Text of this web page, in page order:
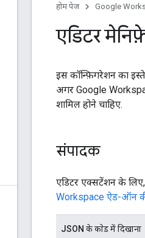
होम पेज Google
एडिटर
इस कॉन्फ़िगरेशन का
अगर Google
शामिल होने चाहिए.
संपादक
एडिटर एक्सटेंशन के
Workspace ऐड-ऑन
JSON के काेड में दिखाना